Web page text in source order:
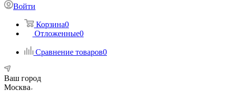
Войти
Корзина0
Отложенные0
Сравнение товаров0
Ваш город
Москва